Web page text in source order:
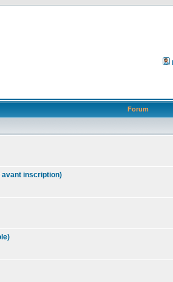
Forum
avant inscription)